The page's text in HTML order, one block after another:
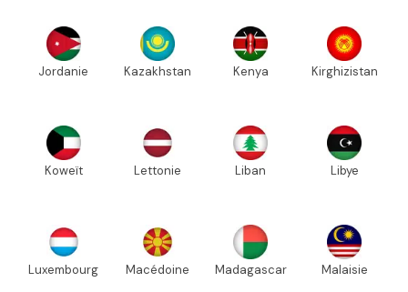
Jordanie Kazakhstan Kenya Kirghizistan
Koweït Lettonie Liban Libye
Luxembourg Macédoine Madagascar Malaisie